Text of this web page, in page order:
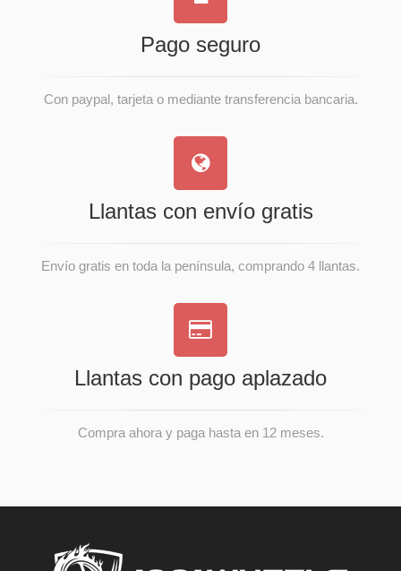
Pago seguro
Con paypal, tarjeta o mediante transferencia bancaria.
Llantas con envío gratis
Envío gratis en toda la península, comprando 4 llantas.
Llantas con pago aplazado
Compra ahora y paga hasta en 12 meses.